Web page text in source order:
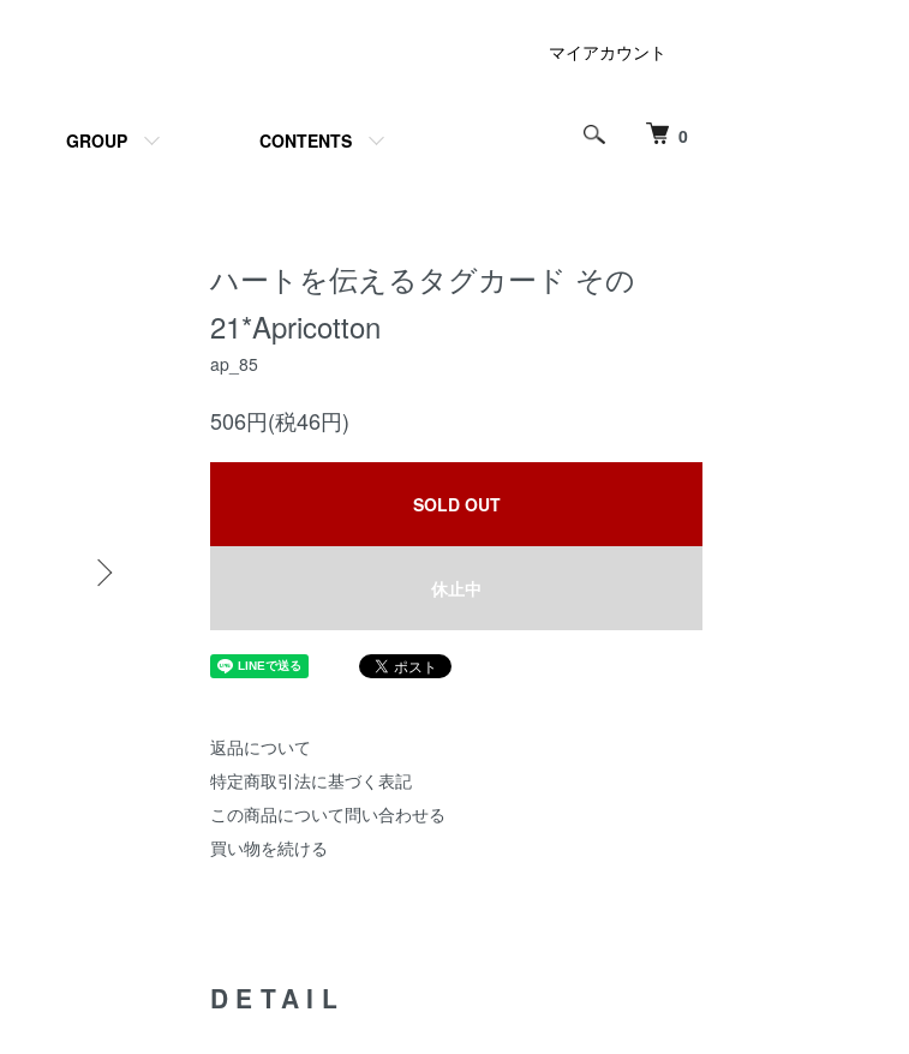
0
GROUP CONTENTS
マイアカウント
ハートを伝えるタグカード その
21*Apricotton
ap_85
506円(税46円)
SOLD OUT
休止中
返品について
特定商取引法に基づく表記
この商品について問い合わせる
買い物を続ける
DETAIL